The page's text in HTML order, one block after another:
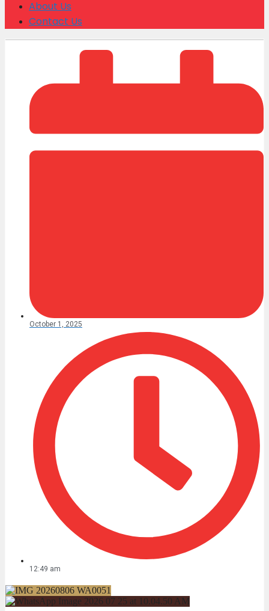
About Us
Contact Us
October 1, 2025
12:49 am